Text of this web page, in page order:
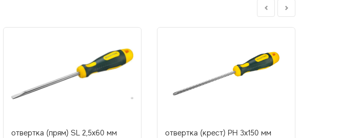
отвертка (прям) SL 2,5x60 мм
отвертка (крест) PH 3x150 мм